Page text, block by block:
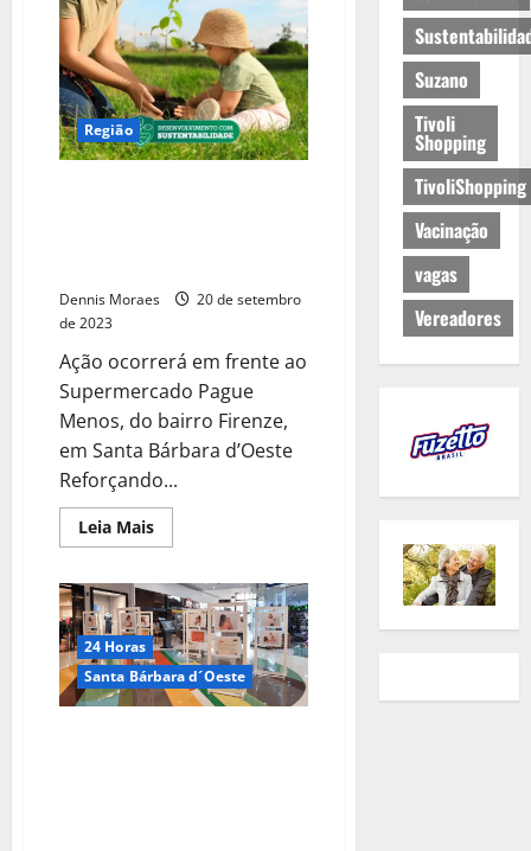
Região
Dennis Moraes
20 de setembro
de 2023
Ação ocorrerá em frente ao
Supermercado Pague
Menos, do bairro Firenze,
em Santa Bárbara d’Oeste
Reforçando...
Leia Mais
24 Horas
Santa Bárbara d´Oeste
Suzano
Tivoli
Shopping
TivoliShopping
Vacinação
vagas
Vereadores